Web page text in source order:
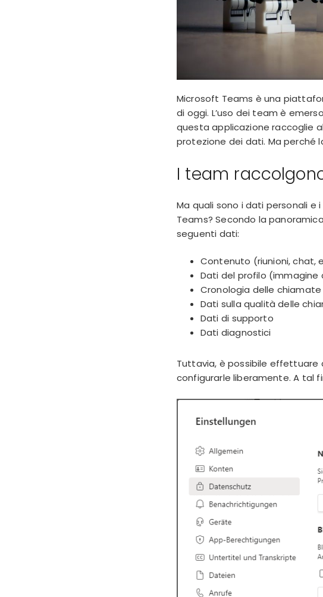
Microsoft Teams è una
di oggi. L’uso dei team è
questa applicazione raccoglie
protezione dei dati. Ma perché
I team
Ma quali sono i dati personali
Teams? Secondo lapanoramica
seguenti dati:
Contenuto (riunioni, chat,
Dati del profilo (immagine
Cronologia delle chiamate
Dati sulla qualità delle
Dati di supporto
Dati diagnostici
Tuttavia, è possibile effettuare
configurarle liberamente. A tal